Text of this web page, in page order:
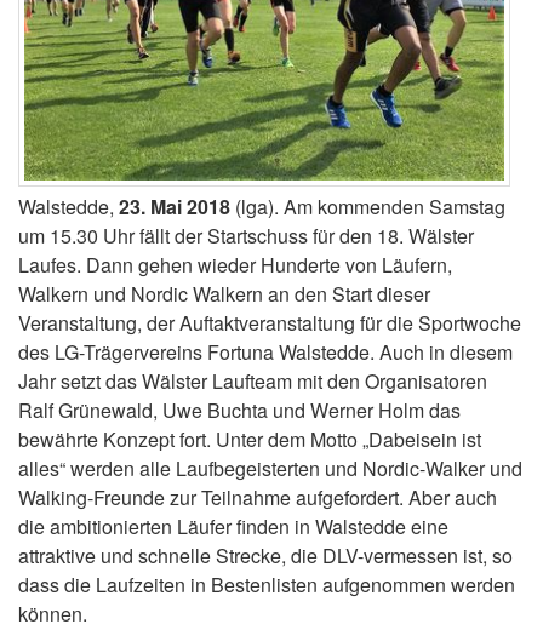
Walstedde, 23. Mai 2018 (lga). Am kommenden Samstag
um 15.30 Uhr fällt der Startschuss für den 18. Wälster
Laufes. Dann gehen wieder Hunderte von Läufern,
Walkern und Nordic Walkern an den Start dieser
Veranstaltung, der Auftaktveranstaltung für die Sportwoche
des LG-Trägervereins Fortuna Walstedde. Auch in diesem
Jahr setzt das Wälster Laufteam mit den Organisatoren
Ralf Grünewald, Uwe Buchta und Werner Holm das
bewährte Konzept fort. Unter dem Motto „Dabeisein ist
alles“ werden alle Laufbegeisterten und Nordic-Walker und
Walking-Freunde zur Teilnahme aufgefordert. Aber auch
die ambitionierten Läufer finden in Walstedde eine
attraktive und schnelle Strecke, die DLV-vermessen ist, so
dass die Laufzeiten in Bestenlisten aufgenommen werden
können.